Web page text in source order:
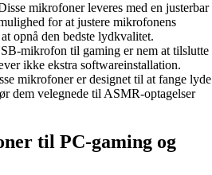
mikrofoner leveres med en justerbar
for at justere mikrofonens
opnå den bedste lydkvalitet.
mikrofon til gaming er nem at tilslutte
ikke ekstra softwareinstallation.
mikrofoner er designet til at fange lyde
dem velegnede til ASMR-optagelser
til PC-gaming og